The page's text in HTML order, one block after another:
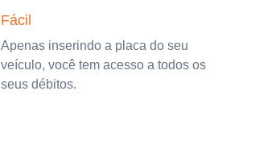
Fácil
Apenas inserindo a placa do seu
veículo, você tem acesso a todos os
seus débitos.